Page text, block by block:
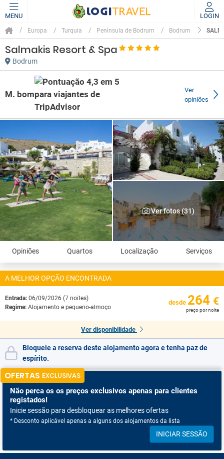
MENU LOGIN
Europa Turquia Península de Bodrum Bodrum
Salmakis Resort & Spa
Bodrum
M. bom
Ver
opiniões
Ver fotos (31)
Opiniões Quartos Localização Serviços
A MELHOR OPÇÃO ENCONTRADA
Entrada: 06/09/2026 (7 noites)
Regime: Alojamento e pequeno-almoço
desde 264 €
preço por noite
Ver disponibilidade
Bloqueie a reserva deste alojamento agora e tenha paz de
espírito.
OFERTAS EXCLUSIVAS
Não perca os os preços exclusivos apenas para clientes
registados!
Inicie sessão para desbloquear as melhores ofertas
* Desconto aplicável apenas a alguns dos alojamentos da lista
INICIAR SESSÃO